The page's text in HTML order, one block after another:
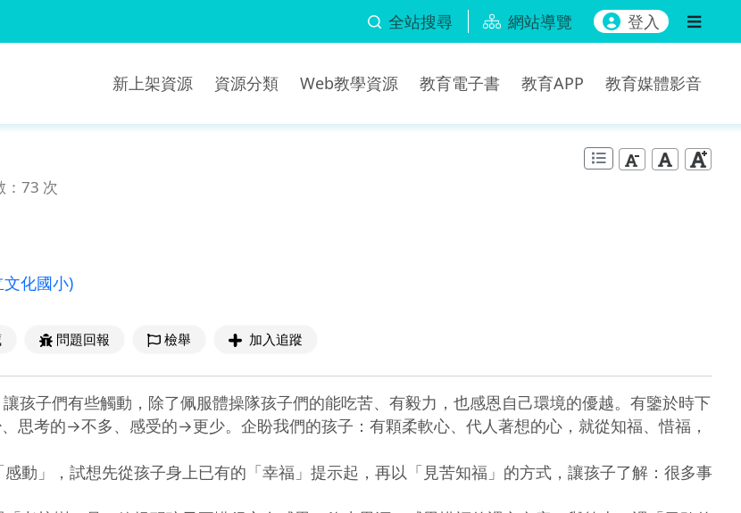
全站搜尋 網站導覽 登入
新上架資源 資源分類 Web教學資源 教育電子書 教育APP 教育媒體影音
：73 次
化國小)
問題回報 檢舉 加入追蹤
孩子們有些觸動，除了佩服體操隊孩子們的能吃苦、有毅力，也感恩自己環境的優越。有鑒於時下
考的→不多、感受的→更少。企盼我們的孩子：有顆柔軟心、代人著想的心，就從知福、惜福，